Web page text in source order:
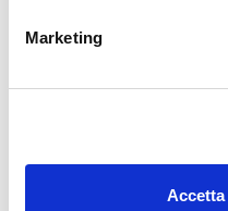
Marketing
controllare il loro
dei sistemi di
sono però sistemi
tipicamente a qualche
sistema di